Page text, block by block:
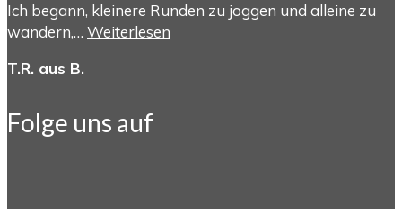
Ich begann, kleinere Runden zu joggen und alleine zu
wandern,… Weiterlesen
T.R. aus B.
Folge uns auf